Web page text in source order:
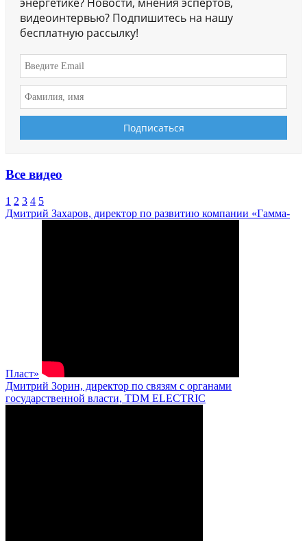
видеоинтервью? Подпишитесь на нашу
бесплатную рассылку!
Все видео
1 2 3 4 5
Дмитрий Захаров, директор по развитию компании «Гамма-
Пласт»
Дмитрий Зорин, директор по связям с органами
государственной власти, TDM ELECTRIC